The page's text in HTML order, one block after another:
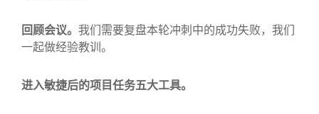
回顾会议。 我们需要复盘本轮冲刺中的成功失败，我们
一起做经验教训。
进入敏捷后的项目任务五大工具。